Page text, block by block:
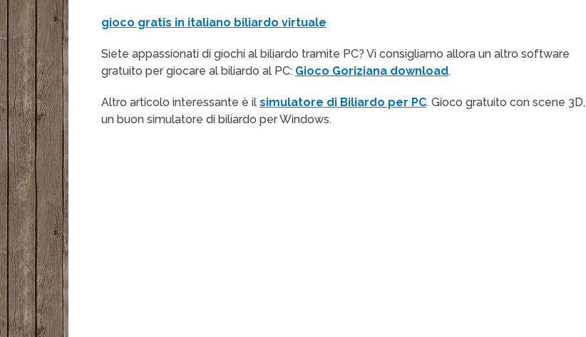
gioco gratis in italiano biliardo virtuale
Siete appassionati di giochi al biliardo tramite PC? Vi consigliamo allora un altro software
gratuito per giocare al biliardo al PC: Gioco Goriziana download.
Altro articolo interessante è ilsimulatore di Biliardo per PC. Gioco gratuito con scene 3D,
un buon simulatore di biliardo per Windows.